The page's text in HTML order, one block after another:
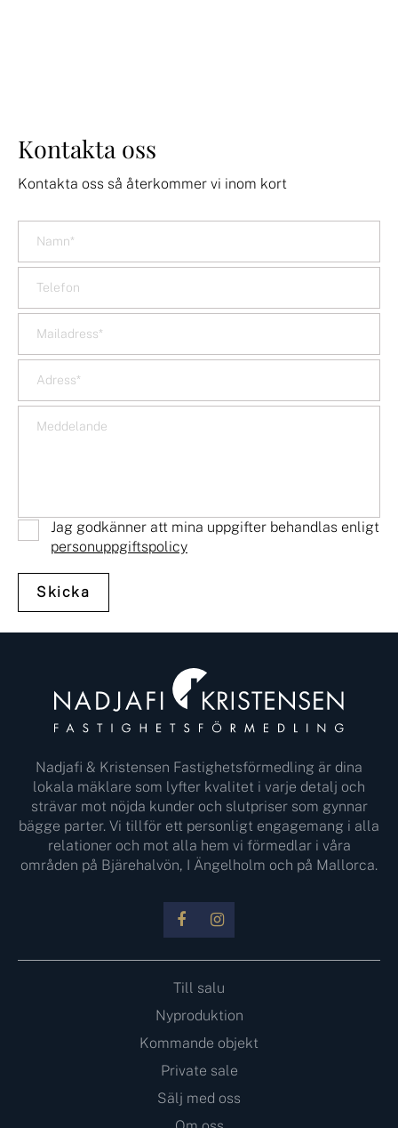
Kontakta oss
Kontakta oss så återkommer vi inom kort
Jag godkänner att mina uppgifter behandlas enligt
personuppgiftspolicy
Till salu
Nyproduktion
Kommande objekt
Private sale
Sälj med oss
Nadjafi & Kristensen Fastighetsförmedling är dina
lokala mäklare som lyfter kvalitet i varje detalj och
strävar mot nöjda kunder och slutpriser som gynnar
bägge parter. Vi tillför ett personligt engagemang i alla
relationer och mot alla hem vi förmedlar i våra
områden på Bjärehalvön, I Ängelholm och på Mallorca.